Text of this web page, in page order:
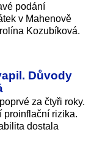
podání
v Mahenově
Kozubíková.
Důvody
za čtyři roky.
proinflační rizika.
dostala